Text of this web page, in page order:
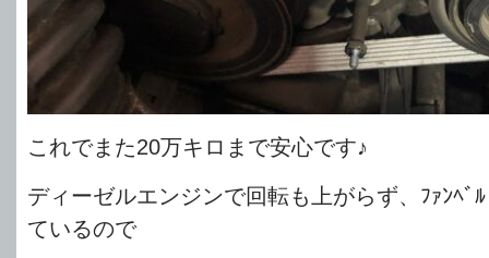
これでまた20万キロまで安心です♪
ディーゼルエンジンで回転も上がらず、ﾌｧﾝﾍﾞ
ているので